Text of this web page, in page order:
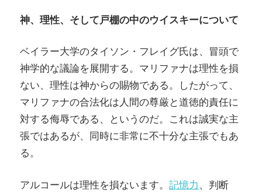
神、理性、そして戸棚の中のウイスキーについて
ベイラー大学のタイソン・フレイグ氏は、冒頭で
神学的な議論を展開する。マリファナは理性を損
ない、理性は神からの賜物である。したがって、
マリファナの合法化は人間の尊厳と道徳的責任に
対する侮辱である、というのだ。これは誠実な主
張ではあるが、同時に非常に不十分な主張でもあ
る。
アルコールは理性を損ないます。 記憶力、判断